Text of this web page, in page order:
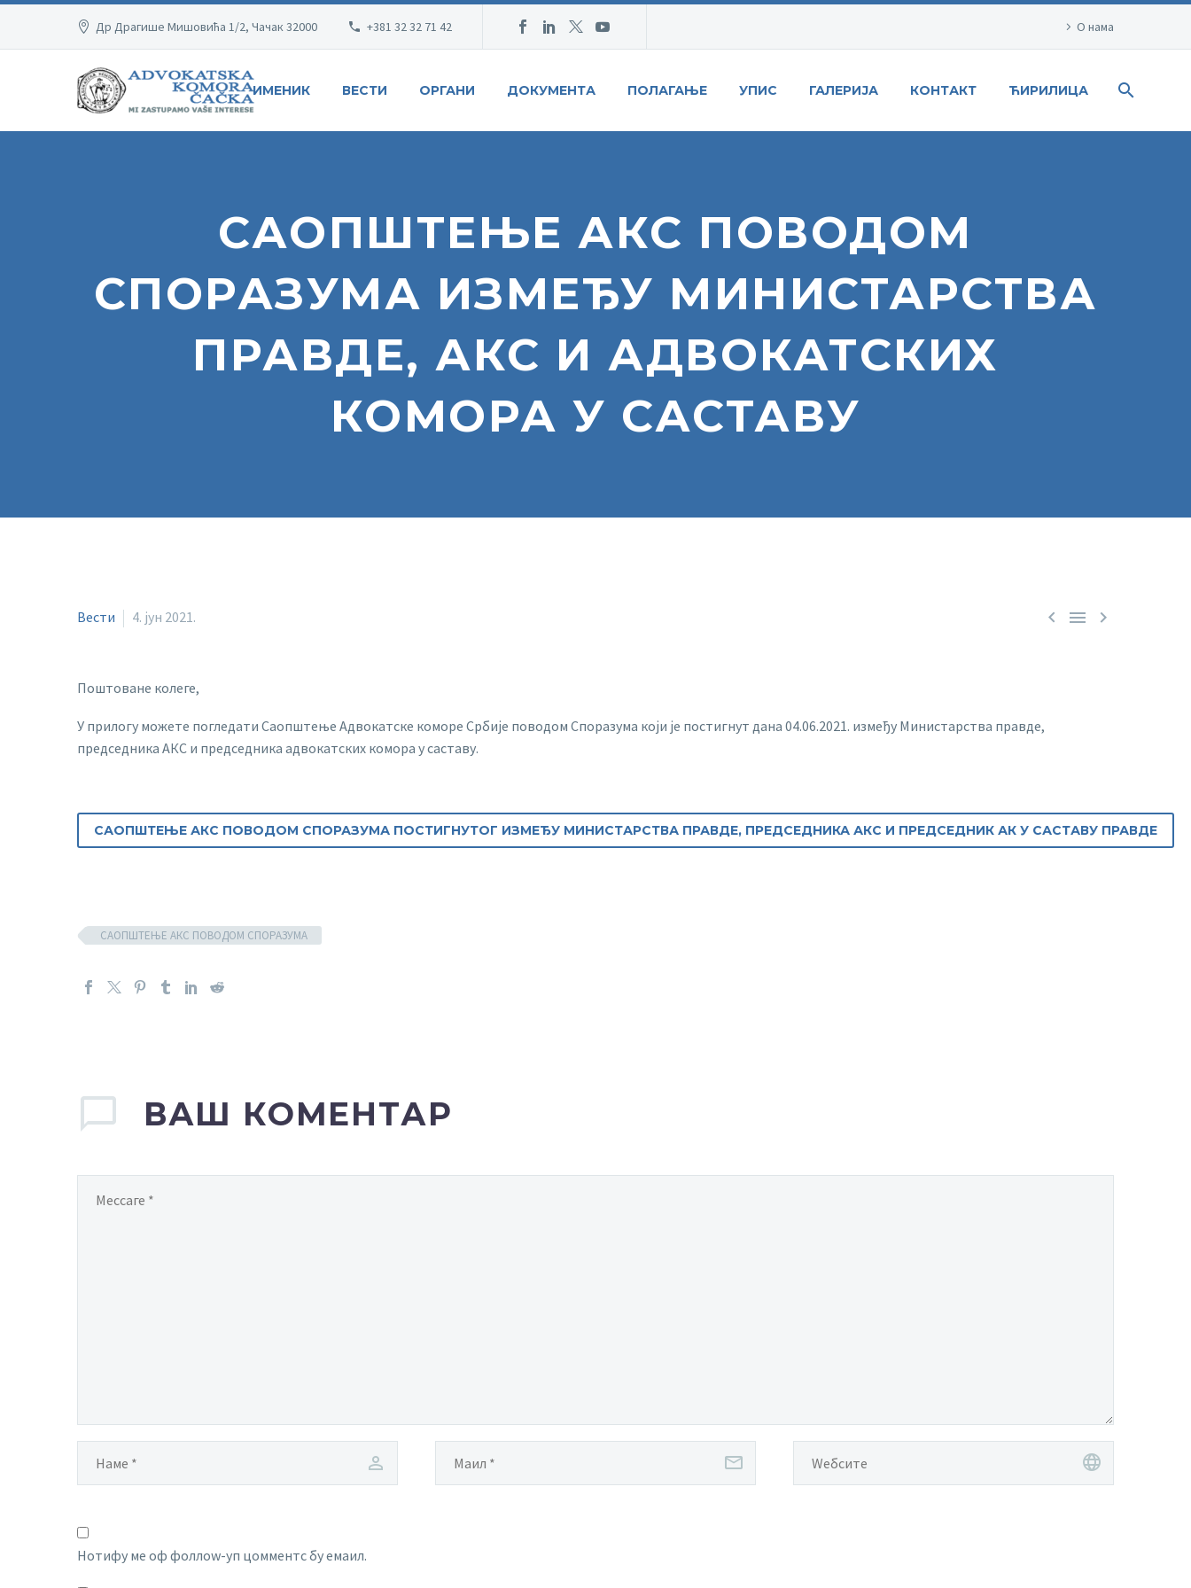
Др Драгише Мишовића 1/2, Чачак 32000 +381 32 32 71 42 О нама
ИМЕНИК ВЕСТИ ОРГАНИ ДОКУМЕНТА ПОЛАГАЊЕ УПИС ГАЛЕРИЈА КОНТАКТ ЋИРИЛИЦА
САОПШТЕЊЕ АКС ПОВОДОМ
СПОРАЗУМА ИЗМЕЂУ МИНИСТАРСТВА
ПРАВДЕ, АКС И АДВОКАТСКИХ
КОМОРА У САСТАВУ
  
Вести 4. јун 2021.
Поштоване колеге,
У прилогу можете погледати Саопштење Адвокатске коморе Србије поводом Споразума који је постигнут дана 04.06.2021. између Министарства правде,
председника АКС и председника адвокатских комора у саставу.
САОПШТЕЊЕ АКС ПОВОДОМ СПОРАЗУМА ПОСТИГНУТОГ ИЗМЕЂУ МИНИСТАРСТВА ПРАВДЕ, ПРЕДСЕДНИКА АКС И ПРЕДСЕДНИК АК У САСТАВУ ПРАВДЕ
САОПШТЕЊЕ АКС ПОВОДОМ СПОРАЗУМА
ВАШ КОМЕНТАР
Нотифy ме оф фоллоw-уп цомментс бy емаил.